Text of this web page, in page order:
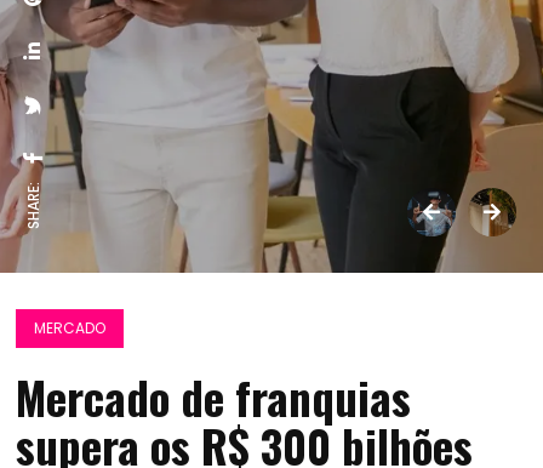
SHARE:
MERCADO
Mercado de franquias
supera os R$ 300 bilhões